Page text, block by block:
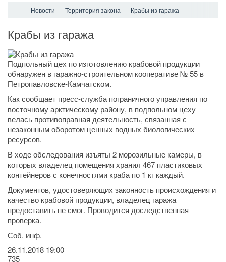
Новости Территория закона Крабы из гаража
Крабы из гаража
Подпольный цех по изготовлению крабовой продукции
обнаружен в гаражно-строительном кооперативе № 55 в
Петропавловске-Камчатском.
Как сообщает пресс-служба пограничного управления по
восточному арктическому району, в подпольном цеху
велась противоправная деятельность, связанная с
незаконным оборотом ценных водных биологических
ресурсов.
В ходе обследования изъяты 2 морозильные камеры, в
которых владелец помещения хранил 467 пластиковых
контейнеров с конечностями краба по 1 кг каждый.
Документов, удостоверяющих законность происхождения и
качество крабовой продукции, владелец гаража
предоставить не смог. Проводится доследственная
проверка.
Соб. инф.
26.11.2018 19:00
735